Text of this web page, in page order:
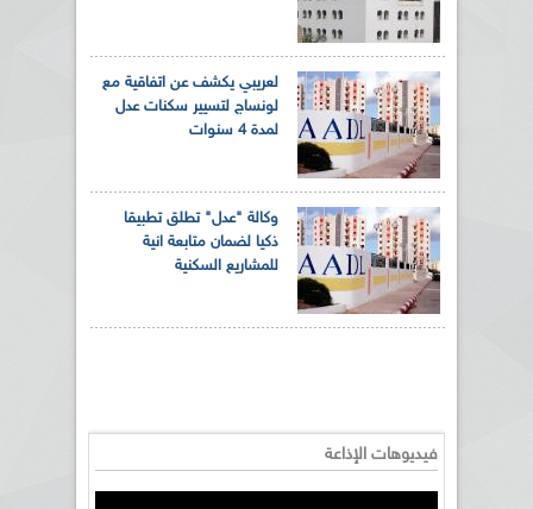
لعريبي يكشف عن اتفاقية مع
لونساج لتسيير سكنات عدل
لمدة 4 سنوات
وكالة "عدل" تطلق تطبيقا
ذكيا لضمان متابعة انية
للمشاريع السكنية
فيديوهات الإذاعة